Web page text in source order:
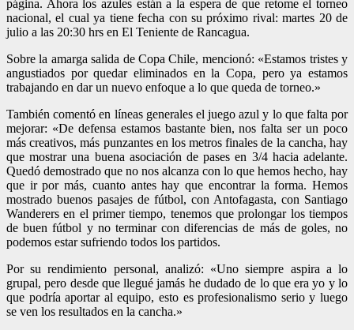
página. Ahora los azules están a la espera de que retome el torneo
nacional, el cual ya tiene fecha con su próximo rival: martes 20 de
julio a las 20:30 hrs en El Teniente de Rancagua.
Sobre la amarga salida de Copa Chile, mencionó: «Estamos tristes y
angustiados por quedar eliminados en la Copa, pero ya estamos
trabajando en dar un nuevo enfoque a lo que queda de torneo.»
También comentó en líneas generales el juego azul y lo que falta por
mejorar: «De defensa estamos bastante bien, nos falta ser un poco
más creativos, más punzantes en los metros finales de la cancha, hay
que mostrar una buena asociación de pases en 3/4 hacia adelante.
Quedó demostrado que no nos alcanza con lo que hemos hecho, hay
que ir por más, cuanto antes hay que encontrar la forma. Hemos
mostrado buenos pasajes de fútbol, con Antofagasta, con Santiago
Wanderers en el primer tiempo, tenemos que prolongar los tiempos
de buen fútbol y no terminar con diferencias de más de goles, no
podemos estar sufriendo todos los partidos.
Por su rendimiento personal, analizó: «Uno siempre aspira a lo
grupal, pero desde que llegué jamás he dudado de lo que era yo y lo
que podría aportar al equipo, esto es profesionalismo serio y luego
se ven los resultados en la cancha.»